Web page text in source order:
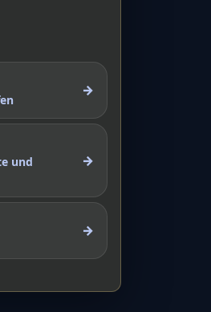
→
und
→
→